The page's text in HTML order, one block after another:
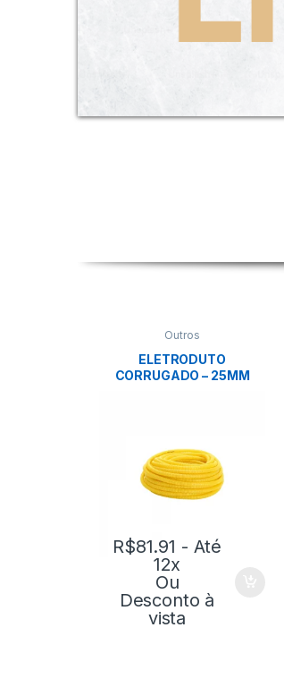
Outros
ELETRODUTO
CORRUGADO – 25MM
R$81.91 - Até
12x
Ou
Desconto à
vista